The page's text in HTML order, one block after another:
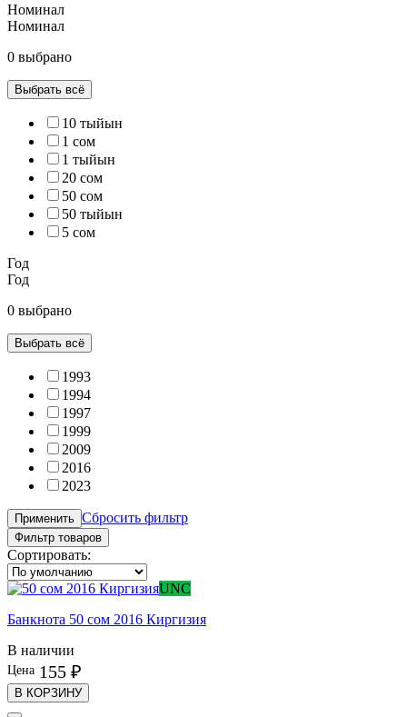
Номинал
Номинал
0 выбрано
Выбрать всё
10 тыйын
1 сом
1 тыйын
20 сом
50 сом
50 тыйын
5 сом
Год
Год
0 выбрано
Выбрать всё
1993
1994
1997
1999
2009
2016
2023
Применить Сбросить фильтр
Фильтр товаров
Сортировать:
UNC
Банкнота 50 сом 2016 Киргизия
В наличии
Цена 155 ₽
В КОРЗИНУ